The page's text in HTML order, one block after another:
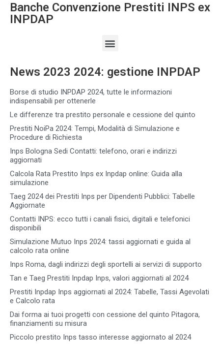
Banche Convenzione Prestiti INPS ex
INPDAP
News 2023 2024: gestione INPDAP
Borse di studio INPDAP 2024, tutte le informazioni
indispensabili per ottenerle
Le differenze tra prestito personale e cessione del quinto
Prestiti NoiPa 2024: Tempi, Modalità di Simulazione e
Procedure di Richiesta
Inps Bologna Sedi Contatti: telefono, orari e indirizzi
aggiornati
Calcola Rata Prestito Inps ex Inpdap online: Guida alla
simulazione
Taeg 2024 dei Prestiti Inps per Dipendenti Pubblici: Tabelle
Aggiornate
Contatti INPS: ecco tutti i canali fisici, digitali e telefonici
disponibili
Simulazione Mutuo Inps 2024: tassi aggiornati e guida al
calcolo rata online
Inps Roma, dagli indirizzi degli sportelli ai servizi di supporto
Tan e Taeg Prestiti Inpdap Inps, valori aggiornati al 2024
Prestiti Inpdap Inps aggiornati al 2024: Tabelle, Tassi Agevolati
e Calcolo rata
Dai forma ai tuoi progetti con cessione del quinto Pitagora,
finanziamenti su misura
Piccolo prestito Inps tasso interesse aggiornato al 2024